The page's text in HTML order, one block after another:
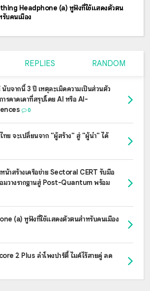
Headphone (a) หูฟังที่ใช้แสดงตัวตน
รับคนเมือง
REPLIES RANDOM
บจากนี้ 3 ปี เหตุละเมิดความเป็นส่วนตัว
รคาดเดาที่สรุปโดย AI หรือ AI-
0
ทย จะเปลี่ยนจาก "ผู้สร้าง" สู่ "ผู้นำ" ได้
น้าสร้างเครือข่าย Sectoral CERT รับมือ
มวางรากฐานสู่ Post-Quantum พร้อม
(a) หูฟังที่ใช้แสดงตัวตนสำหรับคนเมือง
2 Plus ลำโพงปาร์ตี้ ไมค์ไร้สายคู่ ลด